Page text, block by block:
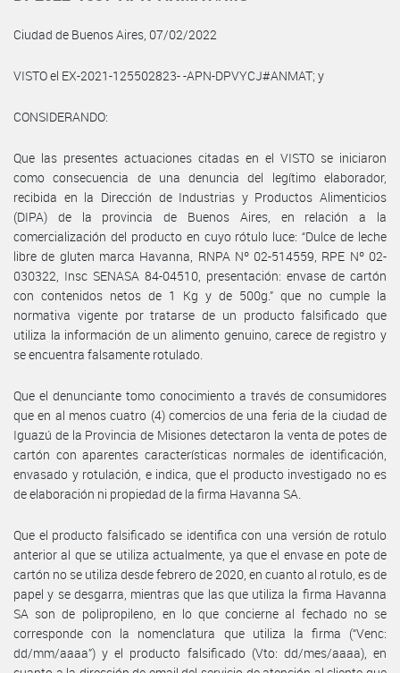
Ciudad de Buenos Aires, 07/02/2022
VISTO el EX-2021-125502823- -APN-DPVYCJ#ANMAT; y
CONSIDERANDO:
Que las presentes actuaciones citadas en el VISTO se iniciaron
como consecuencia de una denuncia del legítimo elaborador,
recibida en la Dirección de Industrias y Productos Alimenticios
(DIPA) de la provincia de Buenos Aires, en relación a la
comercialización del producto en cuyo rótulo luce: “Dulce de leche
libre de gluten marca Havanna, RNPA Nº 02-514559, RPE Nº 02-
030322, Insc SENASA 84-04510, presentación: envase de cartón
con contenidos netos de 1 Kg y de 500g.” que no cumple la
normativa vigente por tratarse de un producto falsificado que
utiliza la información de un alimento genuino, carece de registro y
se encuentra falsamente rotulado.
Que el denunciante tomo conocimiento a través de consumidores
que en al menos cuatro (4) comercios de una feria de la ciudad de
Iguazú de la Provincia de Misiones detectaron la venta de potes de
cartón con aparentes características normales de identificación,
envasado y rotulación, e indica, que el producto investigado no es
de elaboración ni propiedad de la firma Havanna SA.
Que el producto falsificado se identifica con una versión de rotulo
anterior al que se utiliza actualmente, ya que el envase en pote de
cartón no se utiliza desde febrero de 2020, en cuanto al rotulo, es de
papel y se desgarra, mientras que las que utiliza la firma Havanna
SA son de polipropileno, en lo que concierne al fechado no se
corresponde con la nomenclatura que utiliza la firma (“Venc:
dd/mm/aaaa”) y el producto falsificado (Vto: dd/mes/aaaa), en